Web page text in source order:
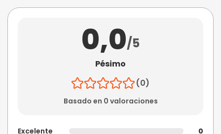
0,0/5
Pésimo
(0)
Basado en 0 valoraciones
Excelente
0